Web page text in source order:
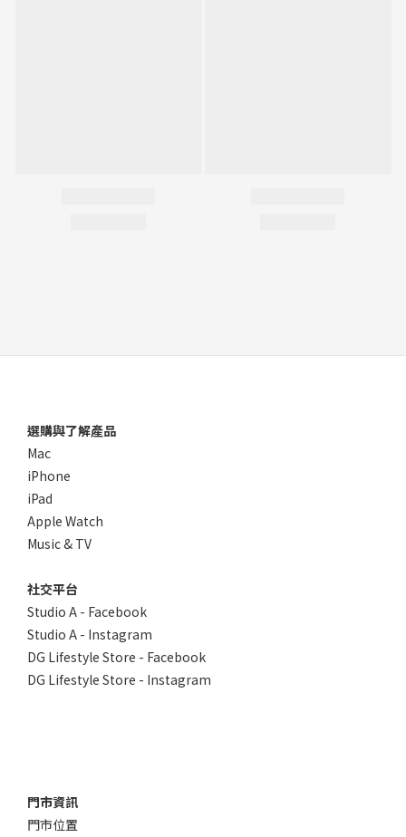
選購與了解產品
Mac
iPhone
iPad
Apple Watch
Music & TV
社交平台
Studio A - Facebook
Studio A - Instagram
DG Lifestyle Store - Facebook
DG Lifestyle Store - Instagram
門市資訊
門市位置